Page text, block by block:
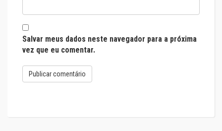
Salvar meus dados neste navegador para a próxima
vez que eu comentar.